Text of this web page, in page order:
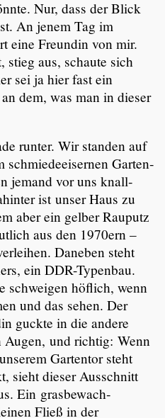
Nur, dass der Blick
An jenem Tag im
eine Freundin von mir.
stieg aus, schaute sich
sei ja hier fast ein
dem, was man in dieser
runter. Wir standen auf
schmie­de­ei­sernen Garten­
jemand vor uns knall­
ist unser Haus zu
aber ein gelber Rauputz
aus den 1970ern –
Daneben steht
ein DDR-Typenbau.
schweigen höflich, wenn
und das sehen. Der
guckte in die andere
und richtig: Wenn
Gartentor steht
sieht dieser Ausschnitt
Ein grasbe­wach­
Fließ in der